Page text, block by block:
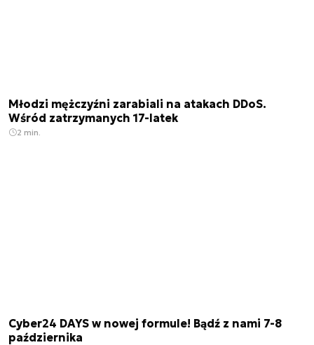
Młodzi mężczyźni zarabiali na atakach DDoS.
Wśród zatrzymanych 17-latek
2 min.
Cyber24 DAYS w nowej formule! Bądź z nami 7-8
października